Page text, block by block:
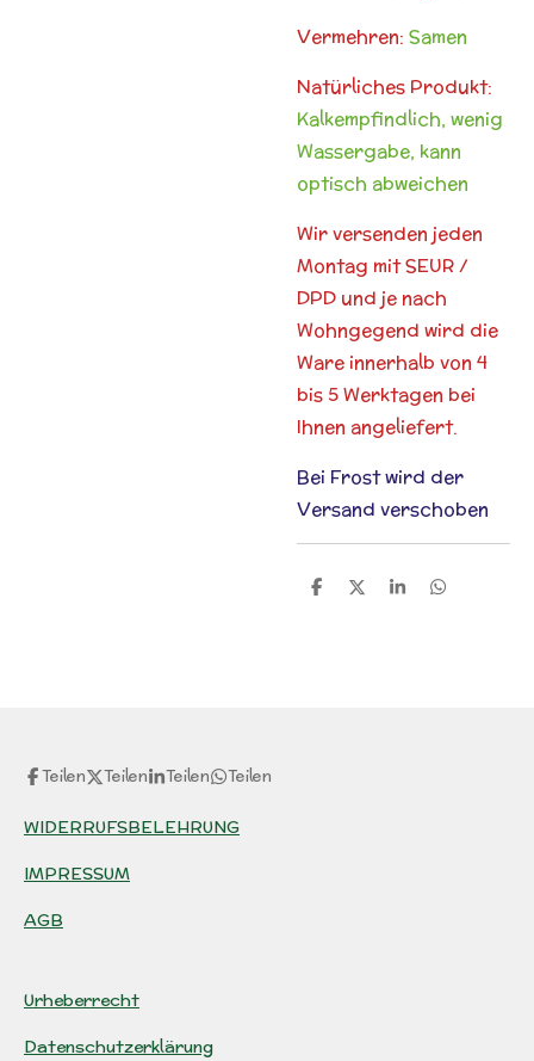
Vermehren: Samen
Natürliches Produkt:
Kalkempfindlich, wenig
Wassergabe, kann
optisch abweichen
Wir versenden jeden
Montag mit SEUR /
DPD und je nach
Wohngegend wird die
Ware innerhalb von 4
bis 5 Werktagen bei
Ihnen angeliefert.
Bei Frost wird der
Versand verschoben
T T T T
Teilen Teilen Teilen Teilen
WIDERRUFSBELEHRUNG
IMPRESSUM
AGB
Urheberrecht
Datenschutzerklärung